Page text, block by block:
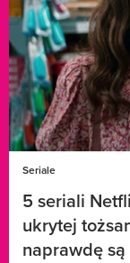
Seriale
5 seriali
ukrytej
naprawdę